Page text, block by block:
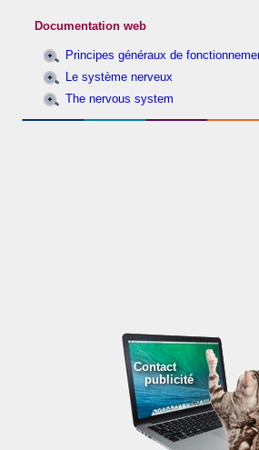
Documentation web
Principes généraux de
Le système nerveux
The nervous system
Contact
publicité